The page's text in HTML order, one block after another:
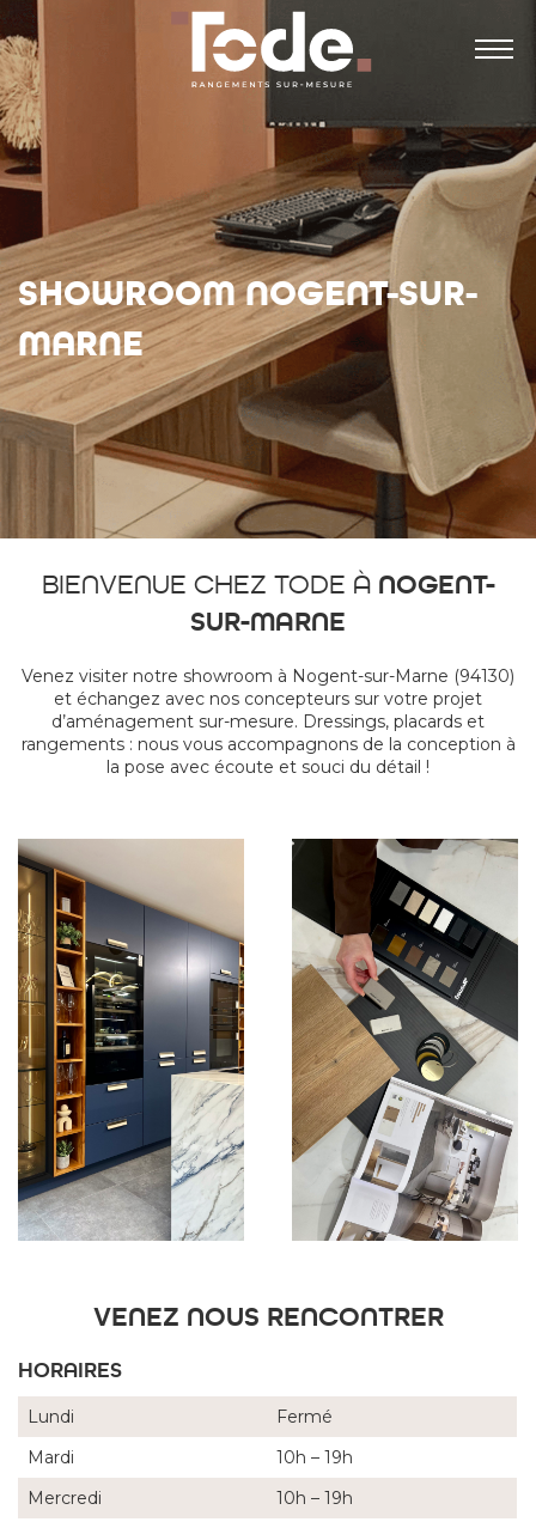
SHOWROOM NOGENT-SUR-
MARNE
BIENVENUE CHEZ TODE À NOGENT-
SUR-MARNE
Venez visiter notre showroom à Nogent-sur-Marne (94130)
et échangez avec nos concepteurs sur votre projet
d’aménagement sur-mesure. Dressings, placards et
rangements : nous vous accompagnons de la conception à
la pose avec écoute et souci du détail !
VENEZ NOUS RENCONTRER
HORAIRES
Lundi
Fermé
Mardi
10h – 19h
Mercredi
10h – 19h
Panneau de gestion des cookies